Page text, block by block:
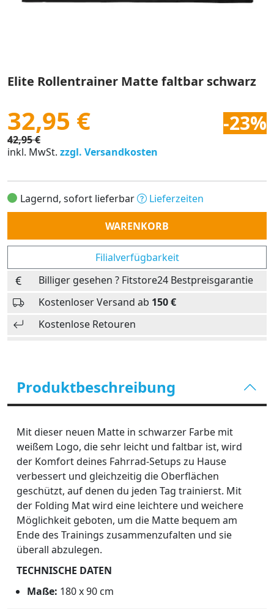
Elite Rollentrainer Matte faltbar schwarz
32,95 € -23%
42,95 €
inkl. MwSt. zzgl. Versandkosten
Lagernd, sofort lieferbar
Lieferzeiten
Anzahl
WARENKORB
Filialverfügbarkeit
Billiger gesehen ? Fitstore24 Bestpreisgarantie
Kostenloser Versand ab 150 €
Kostenlose Retouren
Produktbeschreibung
Mit dieser neuen Matte in schwarzer Farbe mit
weißem Logo, die sehr leicht und faltbar ist, wird
der Komfort deines Fahrrad-Setups zu Hause
verbessert und gleichzeitig die Oberflächen
geschützt, auf denen du jeden Tag trainierst. Mit
der Folding Mat wird eine leichtere und weichere
Möglichkeit geboten, um die Matte bequem am
Ende des Trainings zusammenzufalten und sie
überall abzulegen.
TECHNISCHE DATEN
Maße: 180 x 90 cm